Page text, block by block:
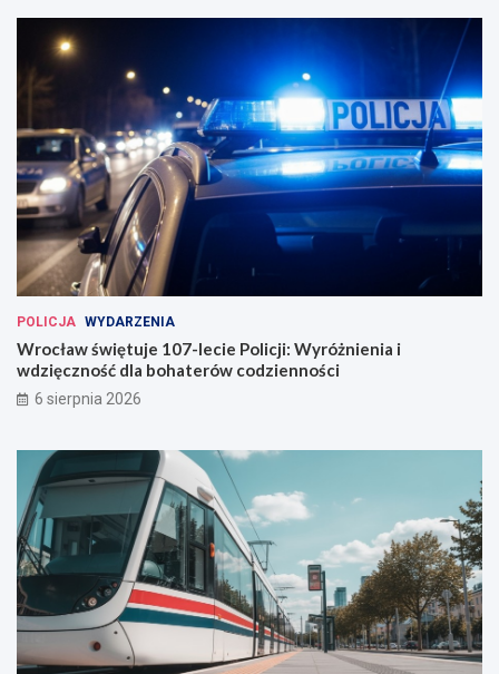
POLICJA WYDARZENIA
Wrocław świętuje 107-lecie Policji: Wyróżnienia i
wdzięczność dla bohaterów codzienności
6 sierpnia 2026